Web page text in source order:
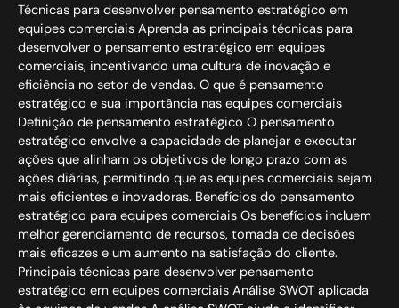
Técnicas para desenvolver pensamento estratégico em
equipes comerciais Aprenda as principais técnicas para
desenvolver o pensamento estratégico em equipes
comerciais, incentivando uma cultura de inovação e
eficiência no setor de vendas. O que é pensamento
estratégico e sua importância nas equipes comerciais
Definição de pensamento estratégico O pensamento
estratégico envolve a capacidade de planejar e executar
ações que alinham os objetivos de longo prazo com as
ações diárias, permitindo que as equipes comerciais sejam
mais eficientes e inovadoras. Benefícios do pensamento
estratégico para equipes comerciais Os benefícios incluem
melhor gerenciamento de recursos, tomada de decisões
mais eficazes e um aumento na satisfação do cliente.
Principais técnicas para desenvolver pensamento
estratégico em equipes comerciais Análise SWOT aplicada